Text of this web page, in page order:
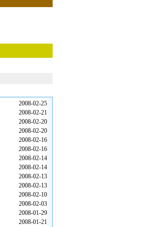
2008-02-25
2008-02-21
2008-02-20
2008-02-20
2008-02-16
2008-02-16
2008-02-14
2008-02-14
2008-02-13
2008-02-13
2008-02-10
2008-02-03
2008-01-29
2008-01-21